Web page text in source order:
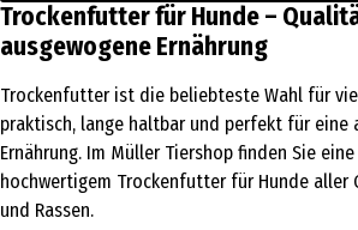
Trockenfutter für Hunde –
ausgewogene Ernährung
Trockenfutter ist die beliebteste Wahl für
praktisch, lange haltbar und perfekt für eine
Ernährung. Im Müller Tiershop finden Sie
hochwertigem Trockenfutter für Hunde aller
und Rassen.